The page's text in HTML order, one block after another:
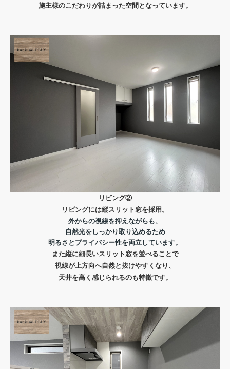
施主様のこだわりが詰まった空間となっています。
リビング②
リビングには縦スリット窓を採用。
外からの視線を抑えながらも、
自然光をしっかり取り込めるため
明るさとプライバシー性を両立しています。
また縦に細長いスリット窓を並べることで
視線が上方向へ自然と抜けやすくなり、
天井を高く感じられるのも特徴です。